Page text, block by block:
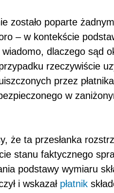
zostało poparte
– w kontekście
dlaczego sąd
rzeczywiście
przez
w
że ta przesłanka
stanu faktycznego
podstawy wymiaru
i wskazał płatnik